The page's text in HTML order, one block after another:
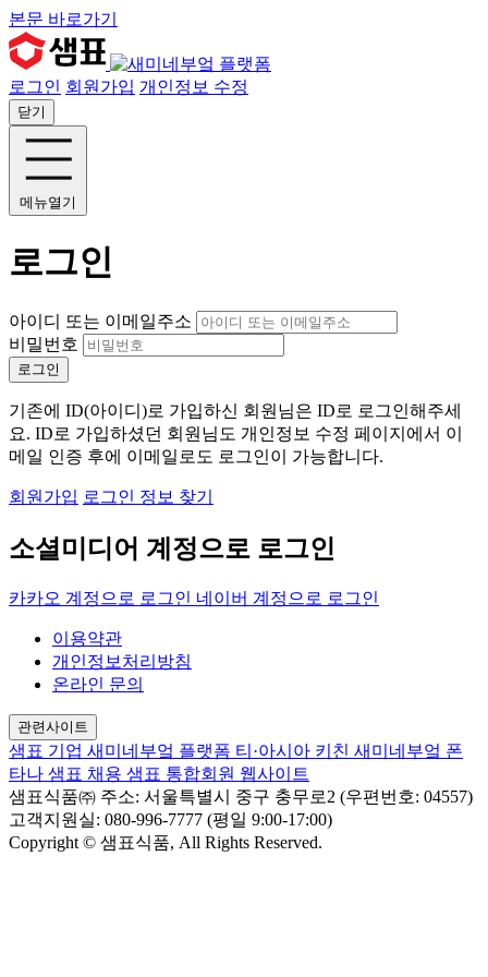
본문 바로가기
로그인 회원가입 개인정보 수정
닫기
메뉴열기
로그인
아이디 또는 이메일주소
비밀번호
로그인
기존에 ID(아이디)로 가입하신 회원님은 ID로 로그인해주세
요. ID로 가입하셨던 회원님도 개인정보 수정 페이지에서 이
메일 인증 후에 이메일로도 로그인이 가능합니다.
회원가입 로그인 정보 찾기
소셜미디어 계정으로 로그인
카카오 계정으로 로그인 네이버 계정으로 로그인
이용약관
개인정보처리방침
온라인 문의
관련사이트
샘표 기업 새미네부엌 플랫폼 티·아시아 키친 새미네부엌 폰
타나 샘표 채용 샘표 통합회원 웹사이트
샘표식품㈜ 주소: 서울특별시 중구 충무로2 (우편번호: 04557)
고객지원실: 080-996-7777 (평일 9:00-17:00)
Copyright © 샘표식품, All Rights Reserved.